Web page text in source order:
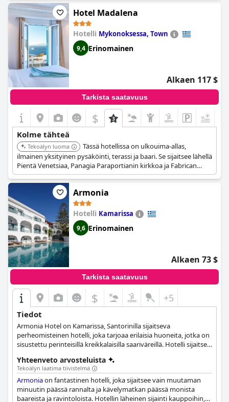
Hotel Madalena
Hotelli Mykonoksessa, Town
9,4 Erinomainen
Alkaen 117 $
Tarkista saatavuus
$
Kolme tähteä
Tekoälyn luoma
Tässä hotellissa on ulkouima-allas,
ilmainen yksityinen pysäköinti, terassi ja baari. Se sijaitsee lähellä
Pientä Venetsiaa, Panagia Paraportianin kirkkoa ja Fabrican
aukiota. Hotelli tarjoaa 24h-vastaanoton,
lentokenttäkuljetukset, matkatavarasäilytyksen ja ilmaisen Wi-
Fi:n koko kiinteistössä.Armonia
Hotelli Kamarissa
9,6 Erinomainen
Alkaen 73 $
Tarkista saatavuus
$ +5
Tiedot
Armonia Hotel on Kamarissa, Santorinilla sijaitseva
perheomisteinen hotelli, joka tarjoaa erilaisia huoneita, jotka on
sisustettu perinteisillä kreikkalaisilla saariväreillä. Hotelli sijaitsee
erilaisia tiloja ja palveluja, kuten uima-altaan, baarin ja
päivittäisen siivouspalvelun. Asiakkaat voivat nauttia aamiaisen
hotellin rikastetusta eurooppalaisesta buffetista, ja hotellin
henkilökunta auttaa retkien, kuljetusten ja matka-aktiviteettien
varaamisessa. Armonia Hotel on ihanteellinen valinta niille, jotka
Yhteenveto arvosteluista
Tekoälyn laatima tiivistelmä
Armoniaon fantastinen hotelli, joka sijaitsee vain muutaman
minuutin päässä rannalta ja kävelymatkan päässä monista
baareista ja ravintoloista. Hotellin läheinen sijainti kauppoihin,